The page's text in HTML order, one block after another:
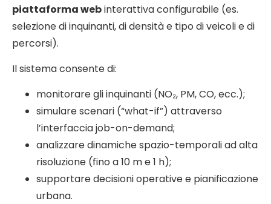
piattaforma webinterattiva configurabile (es.
selezione di inquinanti, di densità e tipo di veicoli e di
percorsi).
Il sistema consente di:
monitorare gli inquinanti (NO₂, PM, CO, ecc.);
simulare scenari (“what-if”) attraverso
l’interfaccia job-on-demand;
analizzare dinamiche spazio-temporali ad alta
risoluzione (fino a 10 m e 1 h);
supportare decisioni operative e pianificazione
urbana.